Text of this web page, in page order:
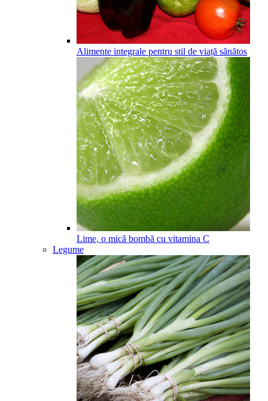
Alimente integrale pentru stil de viață sănătos
Lime, o mică bombă cu vitamina C
Legume